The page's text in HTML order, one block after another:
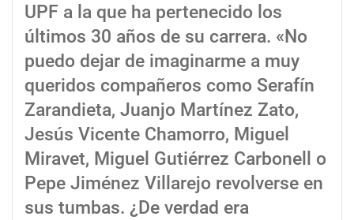
UPF a la que ha pertenecido los
últimos 30 años de su carrera. «No
puedo dejar de imaginarme a muy
queridos compañeros como Serafín
Zarandieta, Juanjo Martínez Zato,
Jesús Vicente Chamorro, Miguel
Miravet, Miguel Gutiérrez Carbonell o
Pepe Jiménez Villarejo revolverse en
sus tumbas. ¿De verdad era